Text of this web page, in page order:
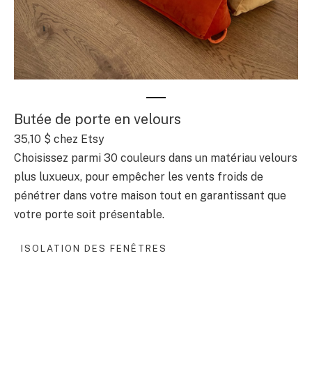
Butée de porte en velours
35,10 $ chez Etsy
Choisissez parmi 30 couleurs dans un matériau velours
plus luxueux, pour empêcher les vents froids de
pénétrer dans votre maison tout en garantissant que
votre porte soit présentable.
ISOLATION DES FENÊTRES